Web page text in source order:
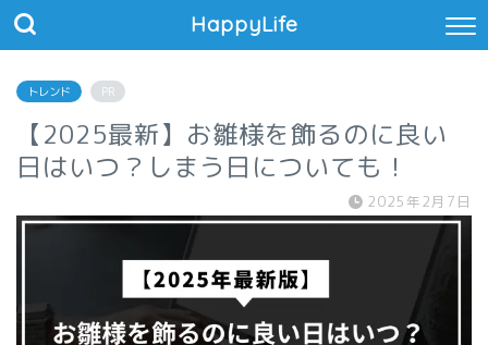
HappyLife
トレンド PR
【2025最新】お雛様を飾るのに良い
日はいつ？しまう日についても！
2025年2月7日